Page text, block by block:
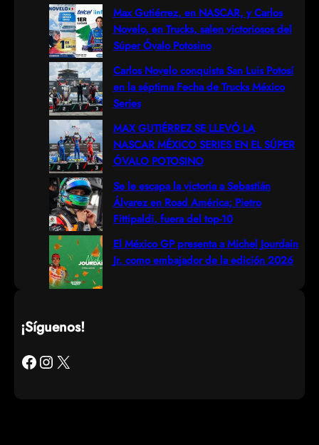
Max Gutiérrez, en NASCAR, y Carlos
Novelo, en Trucks, salen victoriosos del
Súper Óvalo Potosino
Carlos Novelo conquista San Luis Potosí
en la séptima Fecha de Trucks México
Series
MAX GUTIÉRREZ SE LLEVÓ LA
NASCAR MÉXICO SERIES EN EL SÚPER
ÓVALO POTOSINO
Se le escapa la victoria a Sebastián
Álvarez en Road América; Pietro
Fittipaldi, fuera del top-10
El México GP presenta a Michel Jourdain
Jr. como embajador de la edición 2026
¡Síguenos!
Facebook Instagram X